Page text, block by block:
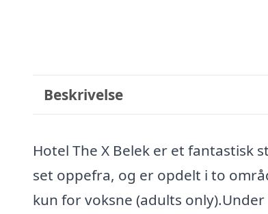
Beskrivelse
Hotel The X Belek er et fantastisk
set oppefra, og er opdelt i to
kun for voksne (adults